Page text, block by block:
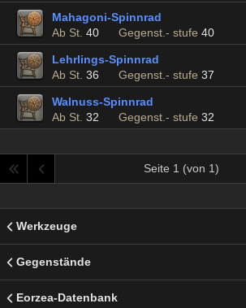
Mahagoni-Spinnrad
Ab St. 40 Gegenst.- stufe 40
Lehrlings-Spinnrad
Ab St. 36 Gegenst.- stufe 37
Walnuss-Spinnrad
Ab St. 32 Gegenst.- stufe 32
Seite 1 (von 1)
Werkzeuge
Gegenstände
Eorzea-Datenbank